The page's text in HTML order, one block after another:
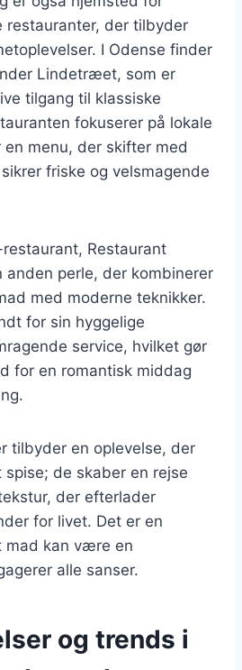
restauranter, der tilbyder
I Odense finder
Lindetræet, som er
tilgang til klassiske
fokuserer på lokale
menu, der skifter med
friske og velsmagende
Restaurant
anden perle, der kombinerer
med moderne teknikker.
for sin hyggelige
service, hvilket gør
for en romantisk middag
tilbyder en oplevelse, der
de skaber en rejse
der efterlader
for livet. Det er en
mad kan være en
alle sanser.
og trends i